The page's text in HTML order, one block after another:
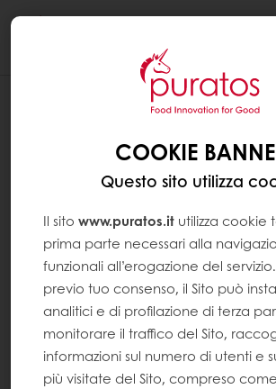
COOKIE
Questo sito utilizza
Il sito www.puratos.it utilizza cookie
prima parte necessari alla
funzionali all’erogazione del
previo tuo consenso, il Sito può
analitici e di profilazione di terza
monitorare il traffico del Sito,
informazioni sul numero di utenti e
più visitate del Sito, compreso